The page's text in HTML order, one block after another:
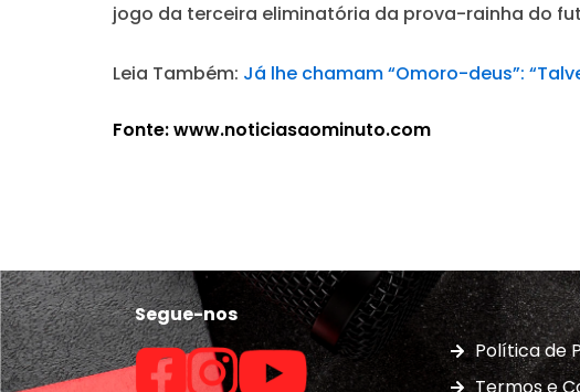
jogo da terceira eliminatória da prova-rainha do
Leia Também: Já lhe chamam “Omoro-deus”:
Fonte: www.noticiasaominuto.com
Segue-nos
Política de